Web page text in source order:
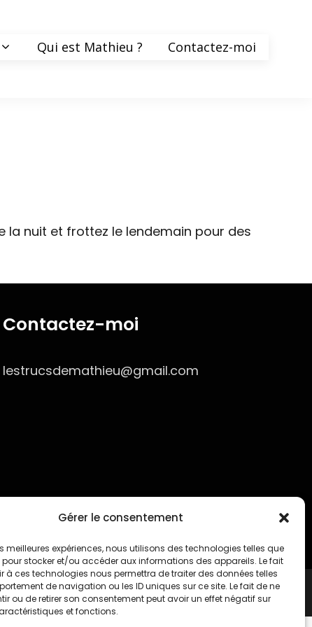
Gérer le consentement
meilleures expériences, nous utilisons des technologies telles que
stocker et/ou accéder aux informations des appareils. Le fait
à ces technologies nous permettra de traiter des données telles
de navigation ou les ID uniques sur ce site. Le fait de ne
ou de retirer son consentement peut avoir un effet négatif sur
et fonctions.
Qui est Mathieu ? Contactez-moi
la nuit et frottez le lendemain pour des
Contactez-moi
lestrucsdemathieu@gmail.com